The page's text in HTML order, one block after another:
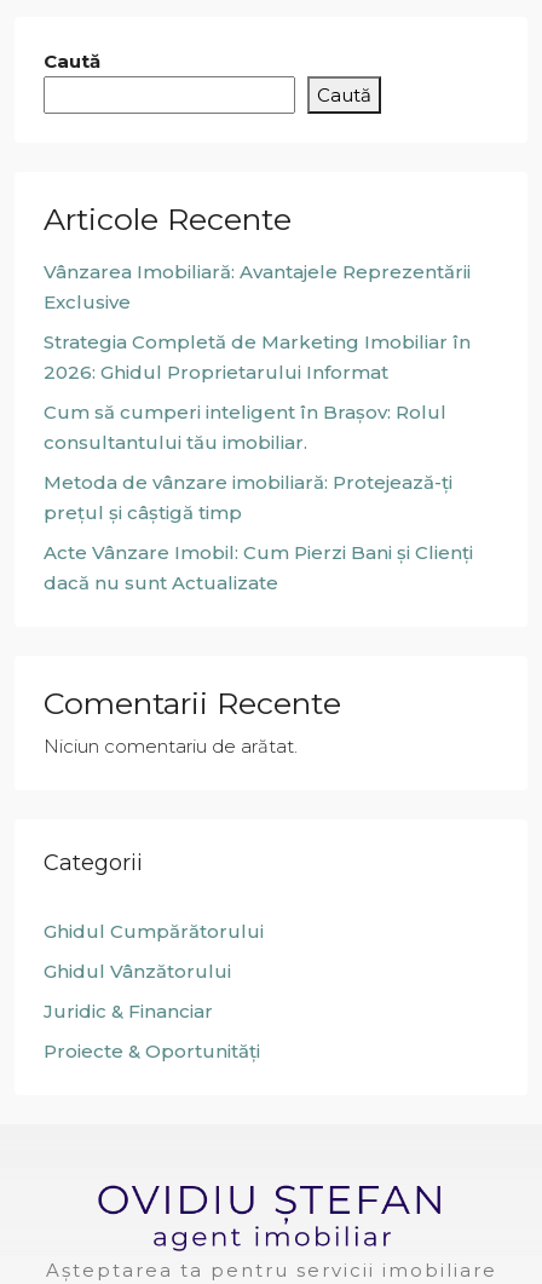
Caută
Caută
Articole Recente
Vânzarea Imobiliară: Avantajele Reprezentării
Exclusive
Strategia Completă de Marketing Imobiliar în
2026: Ghidul Proprietarului Informat
Cum să cumperi inteligent în Brașov: Rolul
consultantului tău imobiliar.
Metoda de vânzare imobiliară: Protejează-ți
prețul și câștigă timp
Acte Vânzare Imobil: Cum Pierzi Bani și Clienți
dacă nu sunt Actualizate
Comentarii Recente
Niciun comentariu de arătat.
Categorii
Ghidul Cumpărătorului
Ghidul Vânzătorului
Juridic & Financiar
Proiecte & Oportunități
Așteptarea ta pentru servicii imobiliare